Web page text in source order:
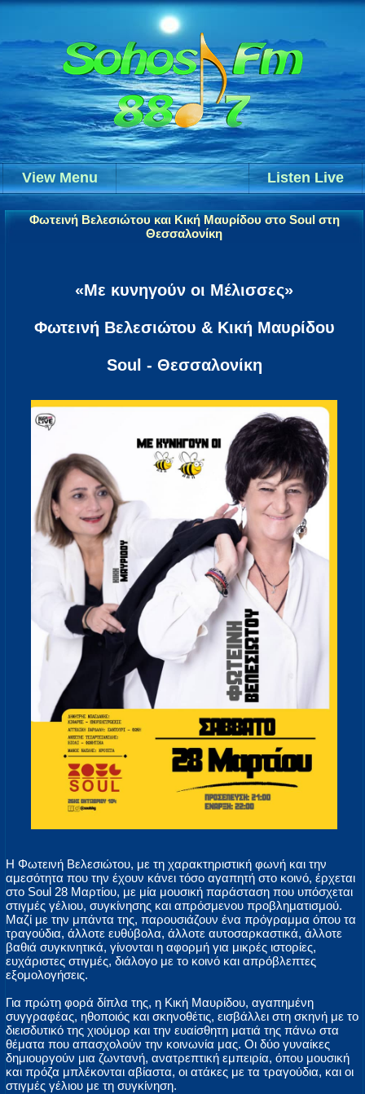
Listen Live
View Menu
Φωτεινή Βελεσιώτου και Κική Μαυρίδου στο Soul στη
Θεσσαλονίκη
«Με κυνηγούν οι Μέλισσες»
Φωτεινή Βελεσιώτου & Κική Μαυρίδου
Soul - Θεσσαλονίκη
Η Φωτεινή Βελεσιώτου, με τη χαρακτηριστική φωνή και την
αμεσότητα που την έχουν κάνει τόσο αγαπητή στο κοινό, έρχεται
στο Soul 28 Μαρτίου, με μία μουσική παράσταση που υπόσχεται
στιγμές γέλιου, συγκίνησης και απρόσμενου προβληματισμού.
Μαζί με την μπάντα της, παρουσιάζουν ένα πρόγραμμα όπου τα
τραγούδια, άλλοτε ευθύβολα, άλλοτε αυτοσαρκαστικά, άλλοτε
βαθιά συγκινητικά, γίνονται η αφορμή για μικρές ιστορίες,
ευχάριστες στιγμές, διάλογο με το κοινό και απρόβλεπτες
εξομολογήσεις.
Για πρώτη φορά δίπλα της, η Κική Μαυρίδου, αγαπημένη
συγγραφέας, ηθοποιός και σκηνοθέτις, εισβάλλει στη σκηνή με το
διεισδυτικό της χιούμορ και την ευαίσθητη ματιά της πάνω στα
θέματα που απασχολούν την κοινωνία μας. Οι δύο γυναίκες
δημιουργούν μια ζωντανή, ανατρεπτική εμπειρία, όπου μουσική
και πρόζα μπλέκονται αβίαστα, οι ατάκες με τα τραγούδια, και οι
στιγμές γέλιου με τη συγκίνηση.